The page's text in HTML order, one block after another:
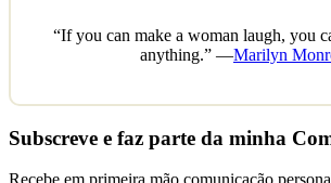
“If you can make a woman laugh, you
anything.” —Marilyn
Subscreve e faz parte da minha